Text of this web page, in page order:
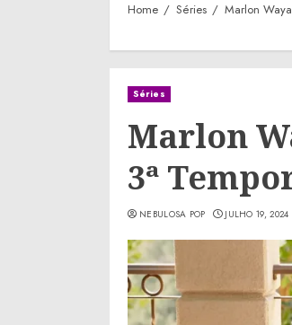
Home Séries Marlon
Séries
Marlon
3ª
NEBULOSA POP JULHO 19, 2024